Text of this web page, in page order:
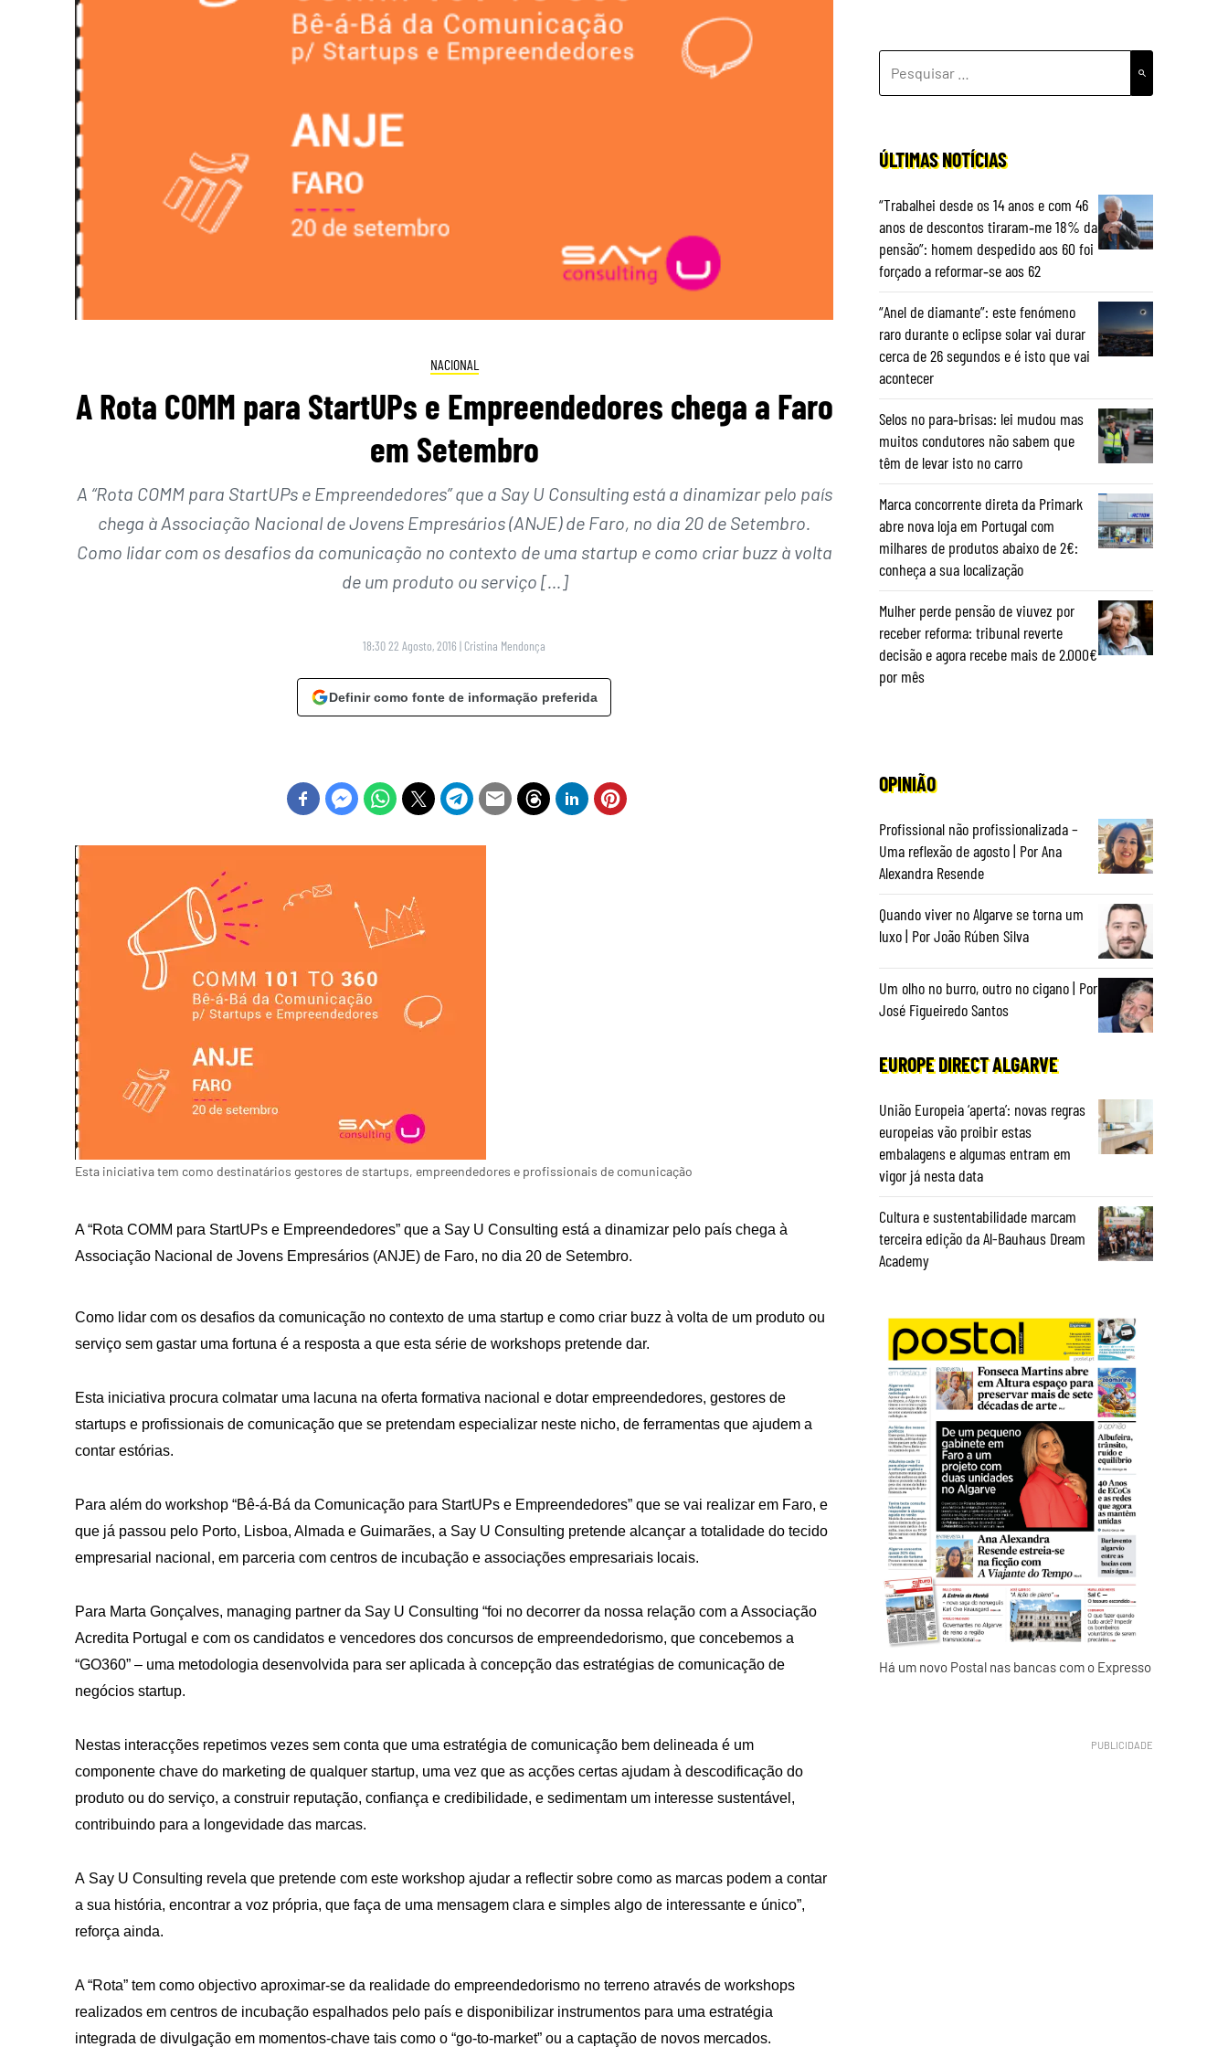
NACIONAL
A Rota COMM para StartUPs e Empreendedores chega a Faro
em Setembro
A “Rota COMM para StartUPs e Empreendedores” que a Say U Consulting está a dinamizar pelo país
chega à Associação Nacional de Jovens Empresários (ANJE) de Faro, no dia 20 de Setembro.
Como lidar com os desafios da comunicação no contexto de uma startup e como criar buzz à volta
de um produto ou serviço […]
18:30 22 Agosto, 2016 | Cristina Mendonça
Definir como fonte de informação preferida
Esta iniciativa tem como destinatários gestores de startups, empreendedores e profissionais de comunicação
A “Rota COMM para StartUPs e Empreendedores” que a Say U Consulting está a dinamizar pelo país chega à
Associação Nacional de Jovens Empresários (ANJE) de Faro, no dia 20 de Setembro.
Como lidar com os desafios da comunicação no contexto de uma startup e como criar buzz à volta de um produto ou
serviço sem gastar uma fortuna é a resposta a que esta série de workshops pretende dar.
Esta iniciativa procura colmatar uma lacuna na oferta formativa nacional e dotar empreendedores, gestores de
startups e profissionais de comunicação que se pretendam especializar neste nicho, de ferramentas que ajudem a
contar estórias.
Para além do workshop “Bê-á-Bá da Comunicação para StartUPs e Empreendedores” que se vai realizar em Faro, e
que já passou pelo Porto, Lisboa, Almada e Guimarães, a Say U Consulting pretende alcançar a totalidade do tecido
empresarial nacional, em parceria com centros de incubação e associações empresariais locais.
Para Marta Gonçalves, managing partner da Say U Consulting “foi no decorrer da nossa relação com a Associação
Acredita Portugal e com os candidatos e vencedores dos concursos de empreendedorismo, que concebemos a
“GO360” – uma metodologia desenvolvida para ser aplicada à concepção das estratégias de comunicação de
negócios startup.
Nestas interacções repetimos vezes sem conta que uma estratégia de comunicação bem delineada é um
componente chave do marketing de qualquer startup, uma vez que as acções certas ajudam à descodificação do
produto ou do serviço, a construir reputação, confiança e credibilidade, e sedimentam um interesse sustentável,
contribuindo para a longevidade das marcas.
A Say U Consulting revela que pretende com este workshop ajudar a reflectir sobre como as marcas podem a contar
a sua história, encontrar a voz própria, que faça de uma mensagem clara e simples algo de interessante e único”,
reforça ainda.
A “Rota” tem como objectivo aproximar-se da realidade do empreendedorismo no terreno através de workshops
realizados em centros de incubação espalhados pelo país e disponibilizar instrumentos para uma estratégia
integrada de divulgação em momentos-chave tais como o “go-to-market” ou a captação de novos mercados.
POR:
ÚLTIMAS NOTÍCIAS
“Trabalhei desde os 14 anos e com 46
anos de descontos tiraram‑me 18% da
pensão”: homem despedido aos 60 foi
forçado a reformar‑se aos 62
“Anel de diamante”: este fenómeno
raro durante o eclipse solar vai durar
cerca de 26 segundos e é isto que vai
acontecer
Selos no para‑brisas: lei mudou mas
muitos condutores não sabem que
têm de levar isto no carro
Marca concorrente direta da Primark
abre nova loja em Portugal com
milhares de produtos abaixo de 2€:
conheça a sua localização
Mulher perde pensão de viuvez por
receber reforma: tribunal reverte
decisão e agora recebe mais de 2.000€
por mês
OPINIÃO
Profissional não profissionalizada –
Uma reflexão de agosto | Por Ana
Alexandra Resende
Quando viver no Algarve se torna um
luxo | Por João Rúben Silva
Um olho no burro, outro no cigano | Por
José Figueiredo Santos
EUROPE DIRECT ALGARVE
União Europeia ‘aperta’: novas regras
europeias vão proibir estas
embalagens e algumas entram em
vigor já nesta data
Cultura e sustentabilidade marcam
terceira edição da Al-Bauhaus Dream
Academy
Há um novo Postal nas bancas com o Expresso